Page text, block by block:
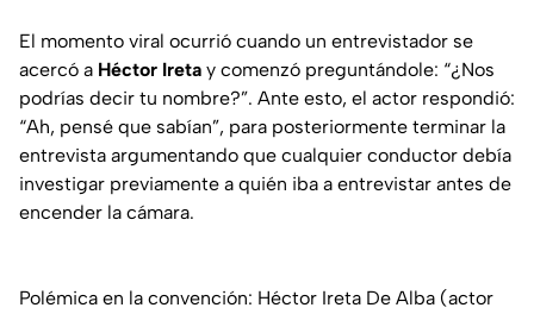
El momento viral ocurrió cuando un entrevistador se
acercó a Héctor Ireta y comenzó preguntándole: “¿Nos
podrías decir tu nombre?”. Ante esto, el actor respondió:
“Ah, pensé que sabían”, para posteriormente terminar la
entrevista argumentando que cualquier conductor debía
investigar previamente a quién iba a entrevistar antes de
encender la cámara.
Polémica en la convención: Héctor Ireta De Alba (actor